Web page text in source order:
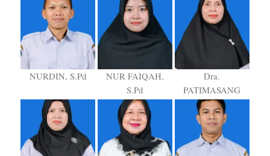
NURDIN, S.Pd
NUR FAIQAH,
S.Pd
Dra.
PATIMASANG